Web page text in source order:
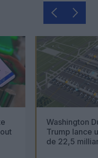
Washington
Trump lance
de 22,5